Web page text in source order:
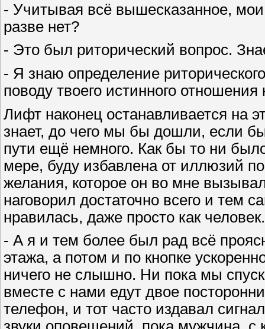
- Учитывая всё вышесказанное,
разве нет?
- Это был риторический вопрос.
- Я знаю определение
поводу твоего истинного отношения
Лифт наконец останавливается на
знает, до чего мы бы дошли, если
пути ещё немного. Как бы то ни
мере, буду избавлена от иллюзий
желания, которое он во мне
наговорил достаточно всего и тем
нравилась, даже просто как
- А я и тем более был рад всё
этажа, а потом и по кнопке
ничего не слышно. Ни пока мы
вместе с нами едут двое
телефон, и тот часто издавал